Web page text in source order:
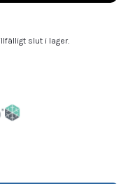
slut i lager.